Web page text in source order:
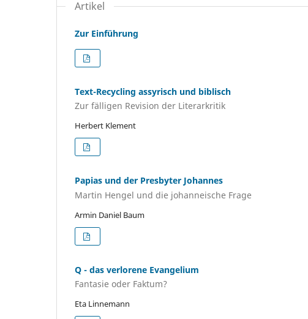
Artikel
Zur Einführung
Text-Recycling assyrisch und biblisch
Zur fälligen Revision der Literarkritik
Herbert Klement
Papias und der Presbyter Johannes
Martin Hengel und die johanneische Frage
Armin Daniel Baum
Q - das verlorene Evangelium
Fantasie oder Faktum?
Eta Linnemann